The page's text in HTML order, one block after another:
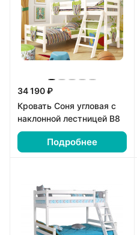
34 190 ₽
Кровать Соня угловая с
наклонной лестницей В8
Подробнее